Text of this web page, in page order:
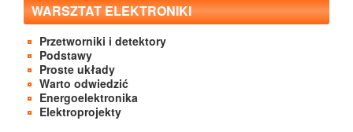
WARSZTAT ELEKTRONIKI
Przetworniki i detektory
Podstawy
Proste układy
Warto odwiedzić
Energoelektronika
Elektroprojekty